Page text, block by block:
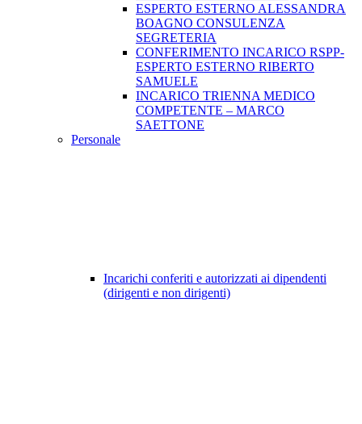
ESPERTO ESTERNO ALESSANDRA
BOAGNO CONSULENZA
SEGRETERIA
CONFERIMENTO INCARICO RSPP-
ESPERTO ESTERNO RIBERTO
SAMUELE
INCARICO TRIENNA MEDICO
COMPETENTE – MARCO
SAETTONE
Personale
Incarichi conferiti e autorizzati ai dipendenti
(dirigenti e non dirigenti)